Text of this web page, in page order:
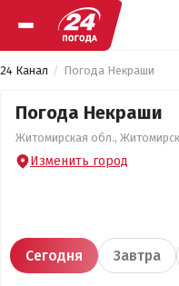
24 Канал Погода Некраши
Погода Некраши
Житомирская обл.,
Изменить город
Сегодня Завтра